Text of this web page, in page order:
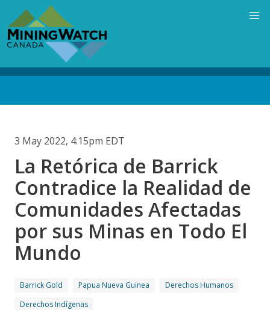
main
content
3 May 2022, 4:15pm EDT
La Retórica de Barrick
Contradice la Realidad de
Comunidades Afectadas
por sus Minas en Todo El
Mundo
Barrick Gold Papua Nueva Guinea
Derechos Humanos
Derechos Indígenas